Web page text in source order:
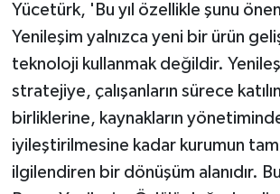
Yücetürk, 'Bu yıl özellikle şunu
Yenileşim yalnızca yeni bir ürün
teknoloji kullanmak değildir.
stratejiye, çalışanların sürece
birliklerine, kaynakların
iyileştirilmesine kadar kurumun
ilgilendiren bir dönüşüm alanıdır.